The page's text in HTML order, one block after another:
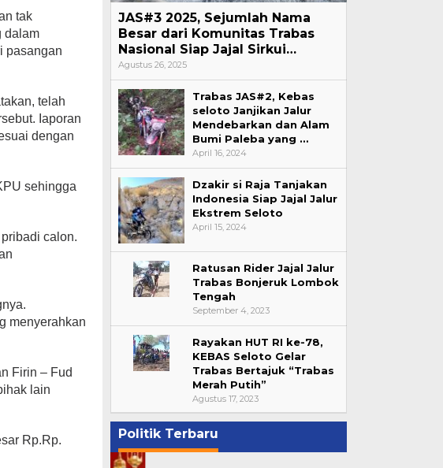
tak
dalam
pasangan
telah
Iaporan
dengan
sehingga
calon.
menyerahkan
Firin – Fud
lain
Rp.Rp.
JAS#3 2025, Sejumlah Nama
Besar dari Komunitas Trabas
Nasional Siap Jajal Sirkui…
Agustus 26, 2025
Trabas JAS#2, Kebas
seloto Janjikan Jalur
Mendebarkan dan Alam
Bumi Paleba yang …
April 16, 2024
Dzakir si Raja Tanjakan
Indonesia Siap Jajal Jalur
Ekstrem Seloto
April 15, 2024
Ratusan Rider Jajal Jalur
Trabas Bonjeruk Lombok
Tengah
September 4, 2023
Rayakan HUT RI ke-78,
KEBAS Seloto Gelar
Trabas Bertajuk “Trabas
Merah Putih”
Agustus 17, 2023
Politik Terbaru